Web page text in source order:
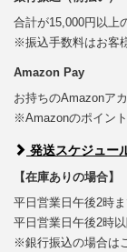
合計が15,000円以上
※振込手数料はお客
Amazon Pay
お持ちのAmazonア
※Amazonのポイン
発送スケジュー
【在庫ありの場合】
平日営業日午後2時
平日営業日午後2時
※銀行振込の場合は